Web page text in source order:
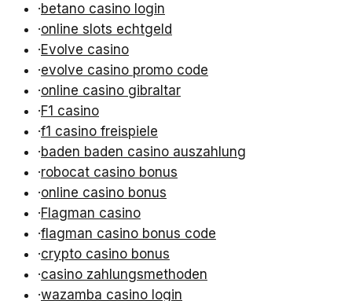
·betano casino login
·online slots echtgeld
·Evolve casino
·evolve casino promo code
·online casino gibraltar
·F1 casino
·f1 casino freispiele
·baden baden casino auszahlung
·robocat casino bonus
·online casino bonus
·Flagman casino
·flagman casino bonus code
·crypto casino bonus
·casino zahlungsmethoden
·wazamba casino login